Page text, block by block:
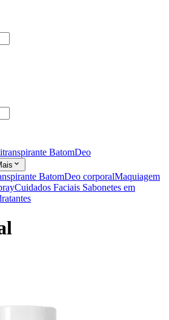
BatomDeo
BatomDeo corporalMaquiagem
Cuidados Faciais Sabonetes em